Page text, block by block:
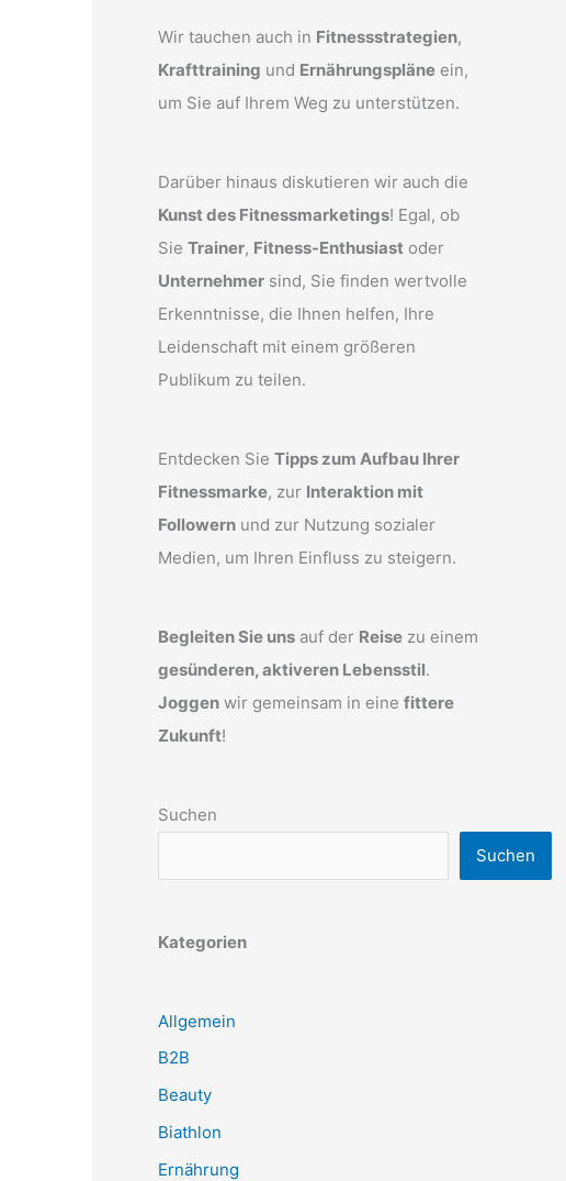
Wir tauchen auch in Fitnessstrategien,
Krafttraining und Ernährungspläne ein,
um Sie auf Ihrem Weg zu unterstützen.
Darüber hinaus diskutieren wir auch die
Kunst des Fitnessmarketings! Egal, ob
Sie Trainer, Fitness-Enthusiast oder
Unternehmer sind, Sie finden wertvolle
Erkenntnisse, die Ihnen helfen, Ihre
Leidenschaft mit einem größeren
Publikum zu teilen.
Entdecken Sie Tipps zum Aufbau Ihrer
Fitnessmarke, zur Interaktion mit
Followern und zur Nutzung sozialer
Medien, um Ihren Einfluss zu steigern.
Begleiten Sie uns auf der Reise zu einem
gesünderen, aktiveren Lebensstil.
Joggen wir gemeinsam in eine fittere
Zukunft!
Suchen
Suchen
Kategorien
Allgemein
B2B
Beauty
Biathlon
Ernährung